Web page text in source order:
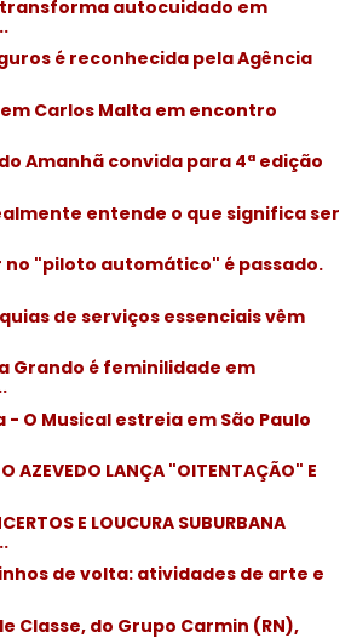
transforma autocuidado em
é reconhecida pela Agência
Carlos Malta em encontro
Amanhã convida para 4ª edição
entende o que significa ser
no "piloto automático" é passado.
de serviços essenciais vêm
Grando é feminilidade em
- O Musical estreia em São Paulo
AZEVEDO LANÇA "OITENTAÇÃO" E
E LOUCURA SUBURBANA
de volta: atividades de arte e
Classe, do Grupo Carmin (RN),